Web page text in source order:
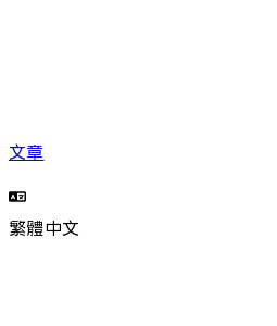
文章
繁體中文